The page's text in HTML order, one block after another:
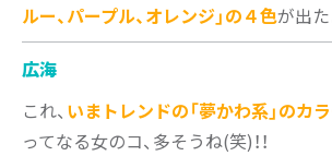
ルー、パープル、オレンジ」の４色が出た
広海
これ、 いまトレンドの「夢かわ系」のカ
ってなる女のコ、多そうね(笑)！！